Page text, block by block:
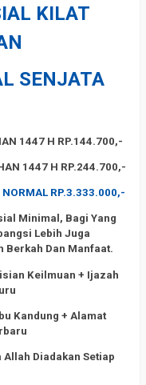
KILAT
SENJATA
1447 H RP.144.700,-
1447 H RP.244.700,-
NORMAL RP.3.333.000,-
Minimal, Bagi Yang
Lebih Juga
Berkah Dan Manfaat.
Keilmuan + Ijazah
Kandung + Alamat
Diadakan Setiap